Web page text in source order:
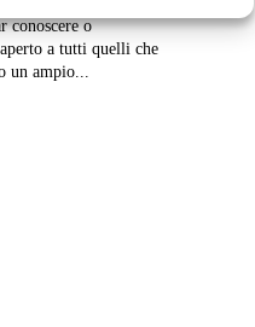
conoscere o
un ampio...